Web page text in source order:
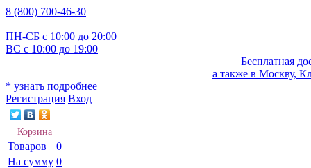
8 (800) 700-46-30
ПН-СБ с 10:00 до 20:00
ВС с 10:00 до 19:00
Бесплатная
а также в Москву,
* узнать подробнее
Регистрация Вход
Корзина
Товаров
0
На сумму 0